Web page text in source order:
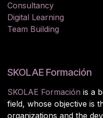
Consultancy
Digital Learning
Team Building
SKOLAE Formación
SKOLAE Formación is a
field, whose objective is
organizations and the